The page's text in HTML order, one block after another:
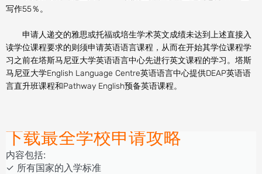
写作55％。
申请人递交的雅思或托福或培生学术英文成绩未达到上述直接入
读学位课程要求的则须申请英语语言课程，从而在开始其学位课程学
习之前在塔斯马尼亚大学英语语言中心先进行英文课程的学习。塔斯
马尼亚大学English Language Centre英语语言中心提供DEAP英语语
言直升班课程和Pathway English预备英语课程。
下载最全学校申请攻略
内容包括:
‎‏‏‎‎‏‏‎‎‏✓ ‎所有国家的入学标准